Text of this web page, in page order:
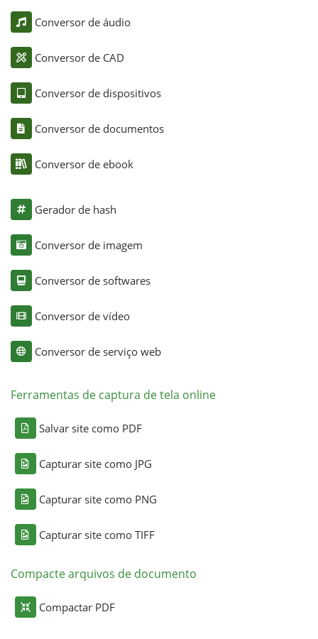
Conversor de áudio
Conversor de CAD
Conversor de dispositivos
Conversor de documentos
Conversor de ebook
Gerador de hash
Conversor de imagem
Conversor de softwares
Conversor de vídeo
Conversor de serviço web
Ferramentas de captura de tela online
Salvar site como PDF
Capturar site como JPG
Capturar site como PNG
Capturar site como TIFF
Compacte arquivos de documento
Compactar PDF